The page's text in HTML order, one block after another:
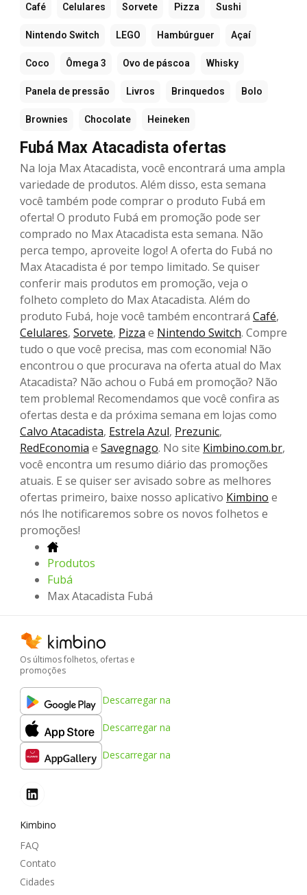
Café Celulares Sorvete Pizza Sushi
Nintendo Switch LEGO Hambúrguer Açaí
Coco Ômega 3 Ovo de páscoa Whisky
Panela de pressão Livros Brinquedos Bolo
Brownies Chocolate Heineken
Fubá Max Atacadista ofertas
Na loja Max Atacadista, você encontrará uma ampla
variedade de produtos. Além disso, esta semana
você também pode comprar o produto Fubá em
oferta! O produto Fubá em promoção pode ser
comprado no Max Atacadista esta semana. Não
perca tempo, aproveite logo! A oferta do Fubá no
Max Atacadista é por tempo limitado. Se quiser
conferir mais produtos em promoção, veja o
folheto completo do Max Atacadista. Além do
produto Fubá, hoje você também encontrará Café,
Celulares, Sorvete, Pizza e Nintendo Switch. Compre
tudo o que você precisa, mas com economia! Não
encontrou o que procurava na oferta atual do Max
Atacadista? Não achou o Fubá em promoção? Não
tem problema! Recomendamos que você confira as
ofertas desta e da próxima semana em lojas como
Calvo Atacadista, Estrela Azul, Prezunic,
RedEconomia e Savegnago. No site Kimbino.com.br,
você encontra um resumo diário das promoções
atuais. E se quiser ser avisado sobre as melhores
ofertas primeiro, baixe nosso aplicativo Kimbino e
nós lhe notificaremos sobre os novos folhetos e
promoções!
Produtos
Fubá
Max Atacadista Fubá
Os últimos folhetos, ofertas e
promoções
Descarregar na
Descarregar na
Descarregar na
Kimbino
FAQ
Contato
Cidades